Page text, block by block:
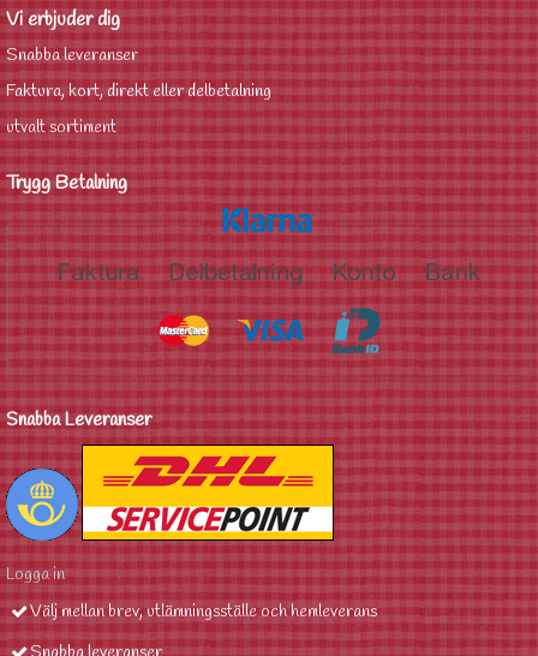
Vi erbjuder dig
Snabba leveranser
Faktura, kort, direkt eller delbetalning
utvalt sortiment
Trygg Betalning
Snabba Leveranser
Logga in
Välj mellan brev, utlämningsställe och hemleverans